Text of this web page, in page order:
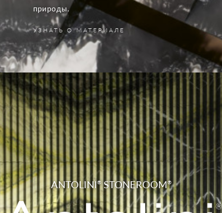
природы.
УЗНАТЬ О МАТЕРИАЛЕ
ANTOLINI®STONEROOM®